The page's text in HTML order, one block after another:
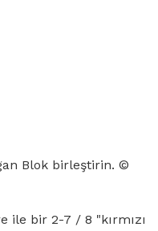
Blok birleştirin. ©
ile bir 2-7 / 8 "kırmızı